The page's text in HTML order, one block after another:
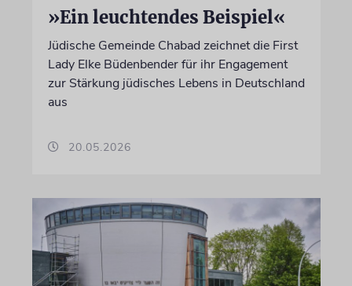
»Ein leuchtendes Beispiel«
Jüdische Gemeinde Chabad zeichnet die First
Lady Elke Büdenbender für ihr Engagement
zur Stärkung jüdisches Lebens in Deutschland
aus
20.05.2026